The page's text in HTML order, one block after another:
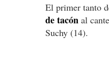
El primer tanto
de tacón al
Suchy (14).